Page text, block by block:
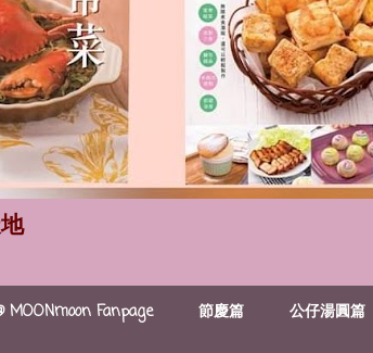
MOONmoon Fanpage 節慶篇 公仔湯圓篇